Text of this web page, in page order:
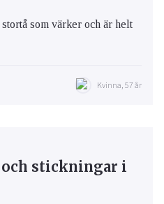
som värker och är helt
Kvinna, 57 år
stickningar i